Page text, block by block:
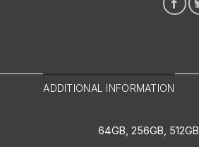
ADDITIONAL INFORMATION
64GB, 256GB, 512GB